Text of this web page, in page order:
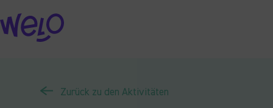
Skip
to
content
Zurück zu den Aktivitäten